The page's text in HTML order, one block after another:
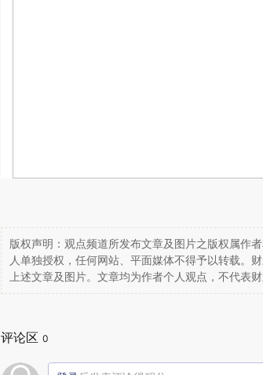
版权声明：观点频道所发布文章及图片之版权属作
人单独授权，任何网站、平面媒体不得予以转载。
上述文章及图片。文章均为作者个人观点，不代表财
评论区 0